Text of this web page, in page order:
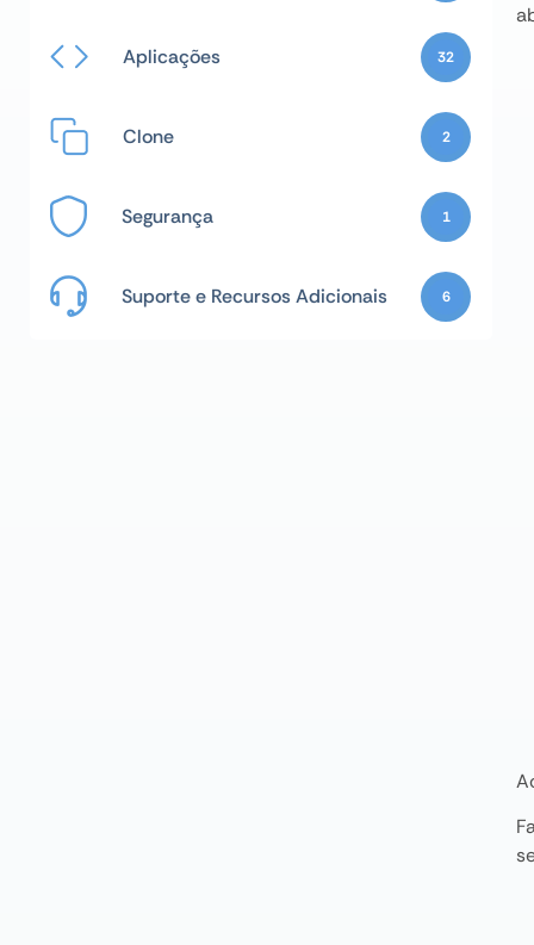
Aplicações 32
Clone 2
Segurança 1
Suporte e Recursos Adicionais 6